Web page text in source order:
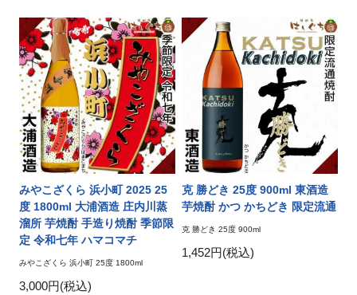
みやこざくら 浜小町 2025 25
度 1800ml 大浦酒造 庄内川蒸
溜所 芋焼酎 手造り焼酎 季節限
定 令和七年 ハマコマチ
みやこざくら 浜小町 25度 1800ml
3,000円(税込)
克 勝どき 25度 900ml 東酒造
芋焼酎 かつ かちどき 限定流通
克 勝どき 25度 900ml
1,452円(税込)